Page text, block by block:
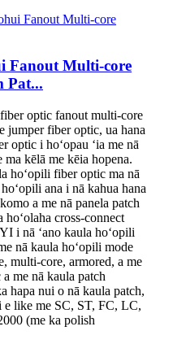
Fanout Multi-core
Pat...
optic fanout multi-core
jumper fiber optic, ua hana
optic i hoʻopau ʻia me nā
ma kēlā me kēia hopena.
hoʻopili fiber optic ma nā
ana i nā kahua hana
a me nā panela patch
hoʻolaha cross-connect
i nā ʻano kaula hoʻopili
nā kaula hoʻopili mode
multi-core, armored, a me
me nā kaula patch
hapa nui o nā kaula patch,
e like me SC, ST, FC, LC,
(me ka polish